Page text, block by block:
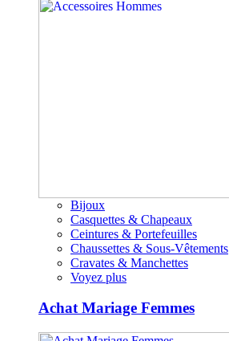
Bijoux
Casquettes & Chapeaux
Ceintures & Portefeuilles
Chaussettes & Sous-Vêtements
Cravates & Manchettes
Voyez plus
Achat Mariage Femmes